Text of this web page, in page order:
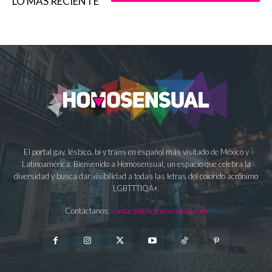
El portal gay, lésbico, bi y trans en español más visitado de México y
Latinoamérica. Bienvenido a Homosensual, un espacio que celebra la
diversidad y busca dar visibilidad a todas las letras del colorido acrónimo
LGBTTTIQA+.
Contáctanos: contacto@homosensual.com